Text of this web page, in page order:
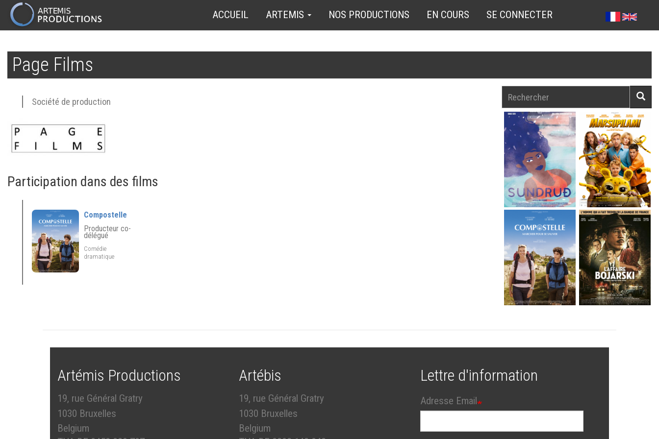
contenu
principal
MAIN
NAVIGATION
ACCUEIL ARTEMIS NOS PRODUCTIONS EN COURS SE CONNECTER
Page Films
Société de production
Participation dans des films
Compostelle
Producteur co-
délégué
Comédie
dramatique
Artémis Productions
19, rue Général Gratry
1030 Bruxelles
Belgium
Artébis
19, rue Général Gratry
1030 Bruxelles
Belgium
Lettre d'information
Adresse Email